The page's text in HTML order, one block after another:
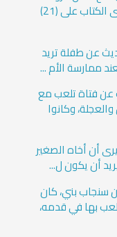
في عالم الخيال الذي يحبه، فقد احتوى الكتاب على (21)
عن طفلة تريد
ممارسة الأم ...
عن فتاة تلعب مع
وكانوا
أن أخاه الصغير
أن يكون ل...
سنجاب بني، كان
بها في قدمه،